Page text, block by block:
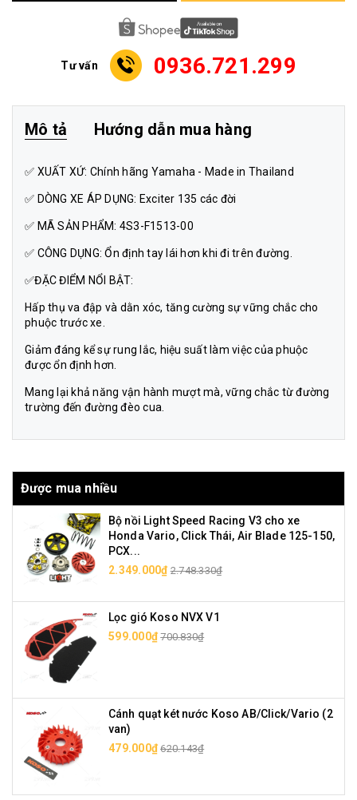
Tư vấn 0936.721.299
Mô tả Hướng dẫn mua hàng
✅ XUẤT XỨ: Chính hãng Yamaha - Made in Thailand
✅ DÒNG XE ÁP DỤNG: Exciter 135 các đời
✅ MÃ SẢN PHẨM: 4S3-F1513-00
✅ CÔNG DỤNG: Ổn định tay lái hơn khi đi trên đường.
✅ĐẶC ĐIỂM NỔI BẬT:
Hấp thụ va đập và dằn xóc, tăng cường sự vững chắc cho
phuộc trước xe.
Giảm đáng kể sự rung lắc, hiệu suất làm việc của phuộc
được ổn định hơn.
Mang lại khả năng vận hành mượt mà, vững chắc từ đường
trường đến đường đèo cua.
Được mua nhiều
Bộ nồi Light Speed Racing V3 cho xe
Honda Vario, Click Thái, Air Blade 125-150,
PCX...
2.349.000₫ 2.748.330₫
Lọc gió Koso NVX V1
599.000₫ 700.830₫
Cánh quạt két nước Koso AB/Click/Vario (2
van)
479.000₫ 620.143₫